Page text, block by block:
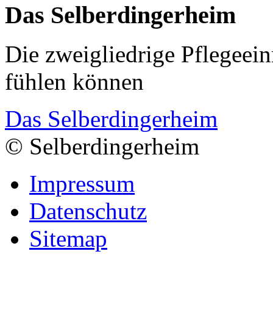
Das Selberdingerheim
Die zweigliedrige
fühlen können
Das Selberdingerheim
© Selberdingerheim
Impressum
Datenschutz
Sitemap